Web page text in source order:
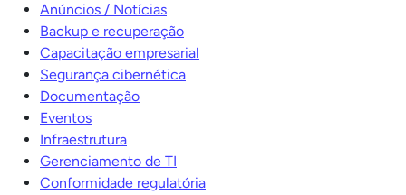
Anúncios / Notícias
Backup e recuperação
Capacitação empresarial
Segurança cibernética
Documentação
Eventos
Infraestrutura
Gerenciamento de TI
Conformidade regulatória